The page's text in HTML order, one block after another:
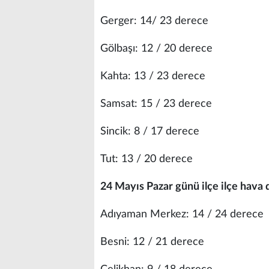
Gerger: 14/ 23 derece
Gölbaşı: 12 / 20 derece
Kahta: 13 / 23 derece
Samsat: 15 / 23 derece
Sincik: 8 / 17 derece
Tut: 13 / 20 derece
24 Mayıs Pazar günü ilçe ilçe hava
Adıyaman Merkez: 14 / 24 derece
Besni: 12 / 21 derece